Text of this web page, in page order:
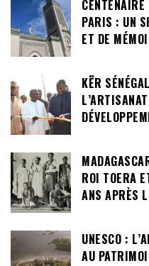
CENTENAIRE
PARIS : UN
ET DE
KËR
ROI TOERA
ANS APRÈS
UNESCO :
AU